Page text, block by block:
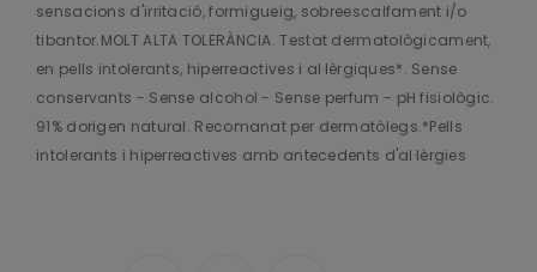
sensacions d'irritació, formigueig, sobreescalfament i/o
tibantor.MOLT ALTA TOLERÀNCIA. Testat dermatològicament,
en pells intolerants, hiperreactives i al·lèrgiques*. Sense
conservants - Sense alcohol - Sense perfum - pH fisiològic.
91% dorigen natural. Recomanat per dermatòlegs.*Pells
intolerants i hiperreactives amb antecedents d'al·lèrgies